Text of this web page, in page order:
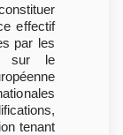
effectif
par les
sur le
tenant